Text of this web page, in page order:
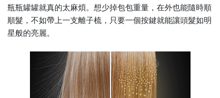
瓶瓶罐罐就真的太麻煩。想少掉包包重量，在外也能隨時順
順髮，不如帶上一支離子梳，只要一個按鍵就能讓頭髮如明
星般的亮麗。